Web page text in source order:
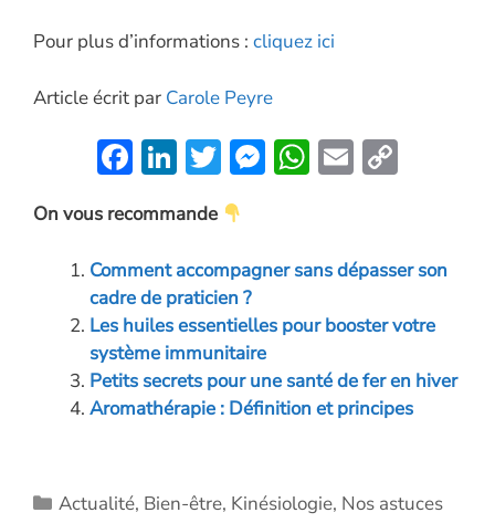
Pour plus d’informations : cliquez ici
Article écrit par Carole Peyre
F
e
b
o
o
k
Li
k
e
dI
n
T
w
itt
er
M
n
er
W
s
p
p
E
l y
n
k
On vous recommande
Comment accompagner sans dépasser son
cadre de praticien ?
Les huiles essentielles pour booster votre
système immunitaire
Petits secrets pour une santé de fer en hiver
Aromathérapie : Définition et principes
Catégories
Actualité, Bien-être, Kinésiologie, Nos astuces